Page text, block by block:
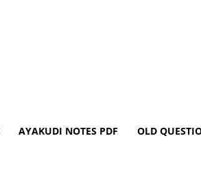
AYAKUDI NOTES PDF OLD